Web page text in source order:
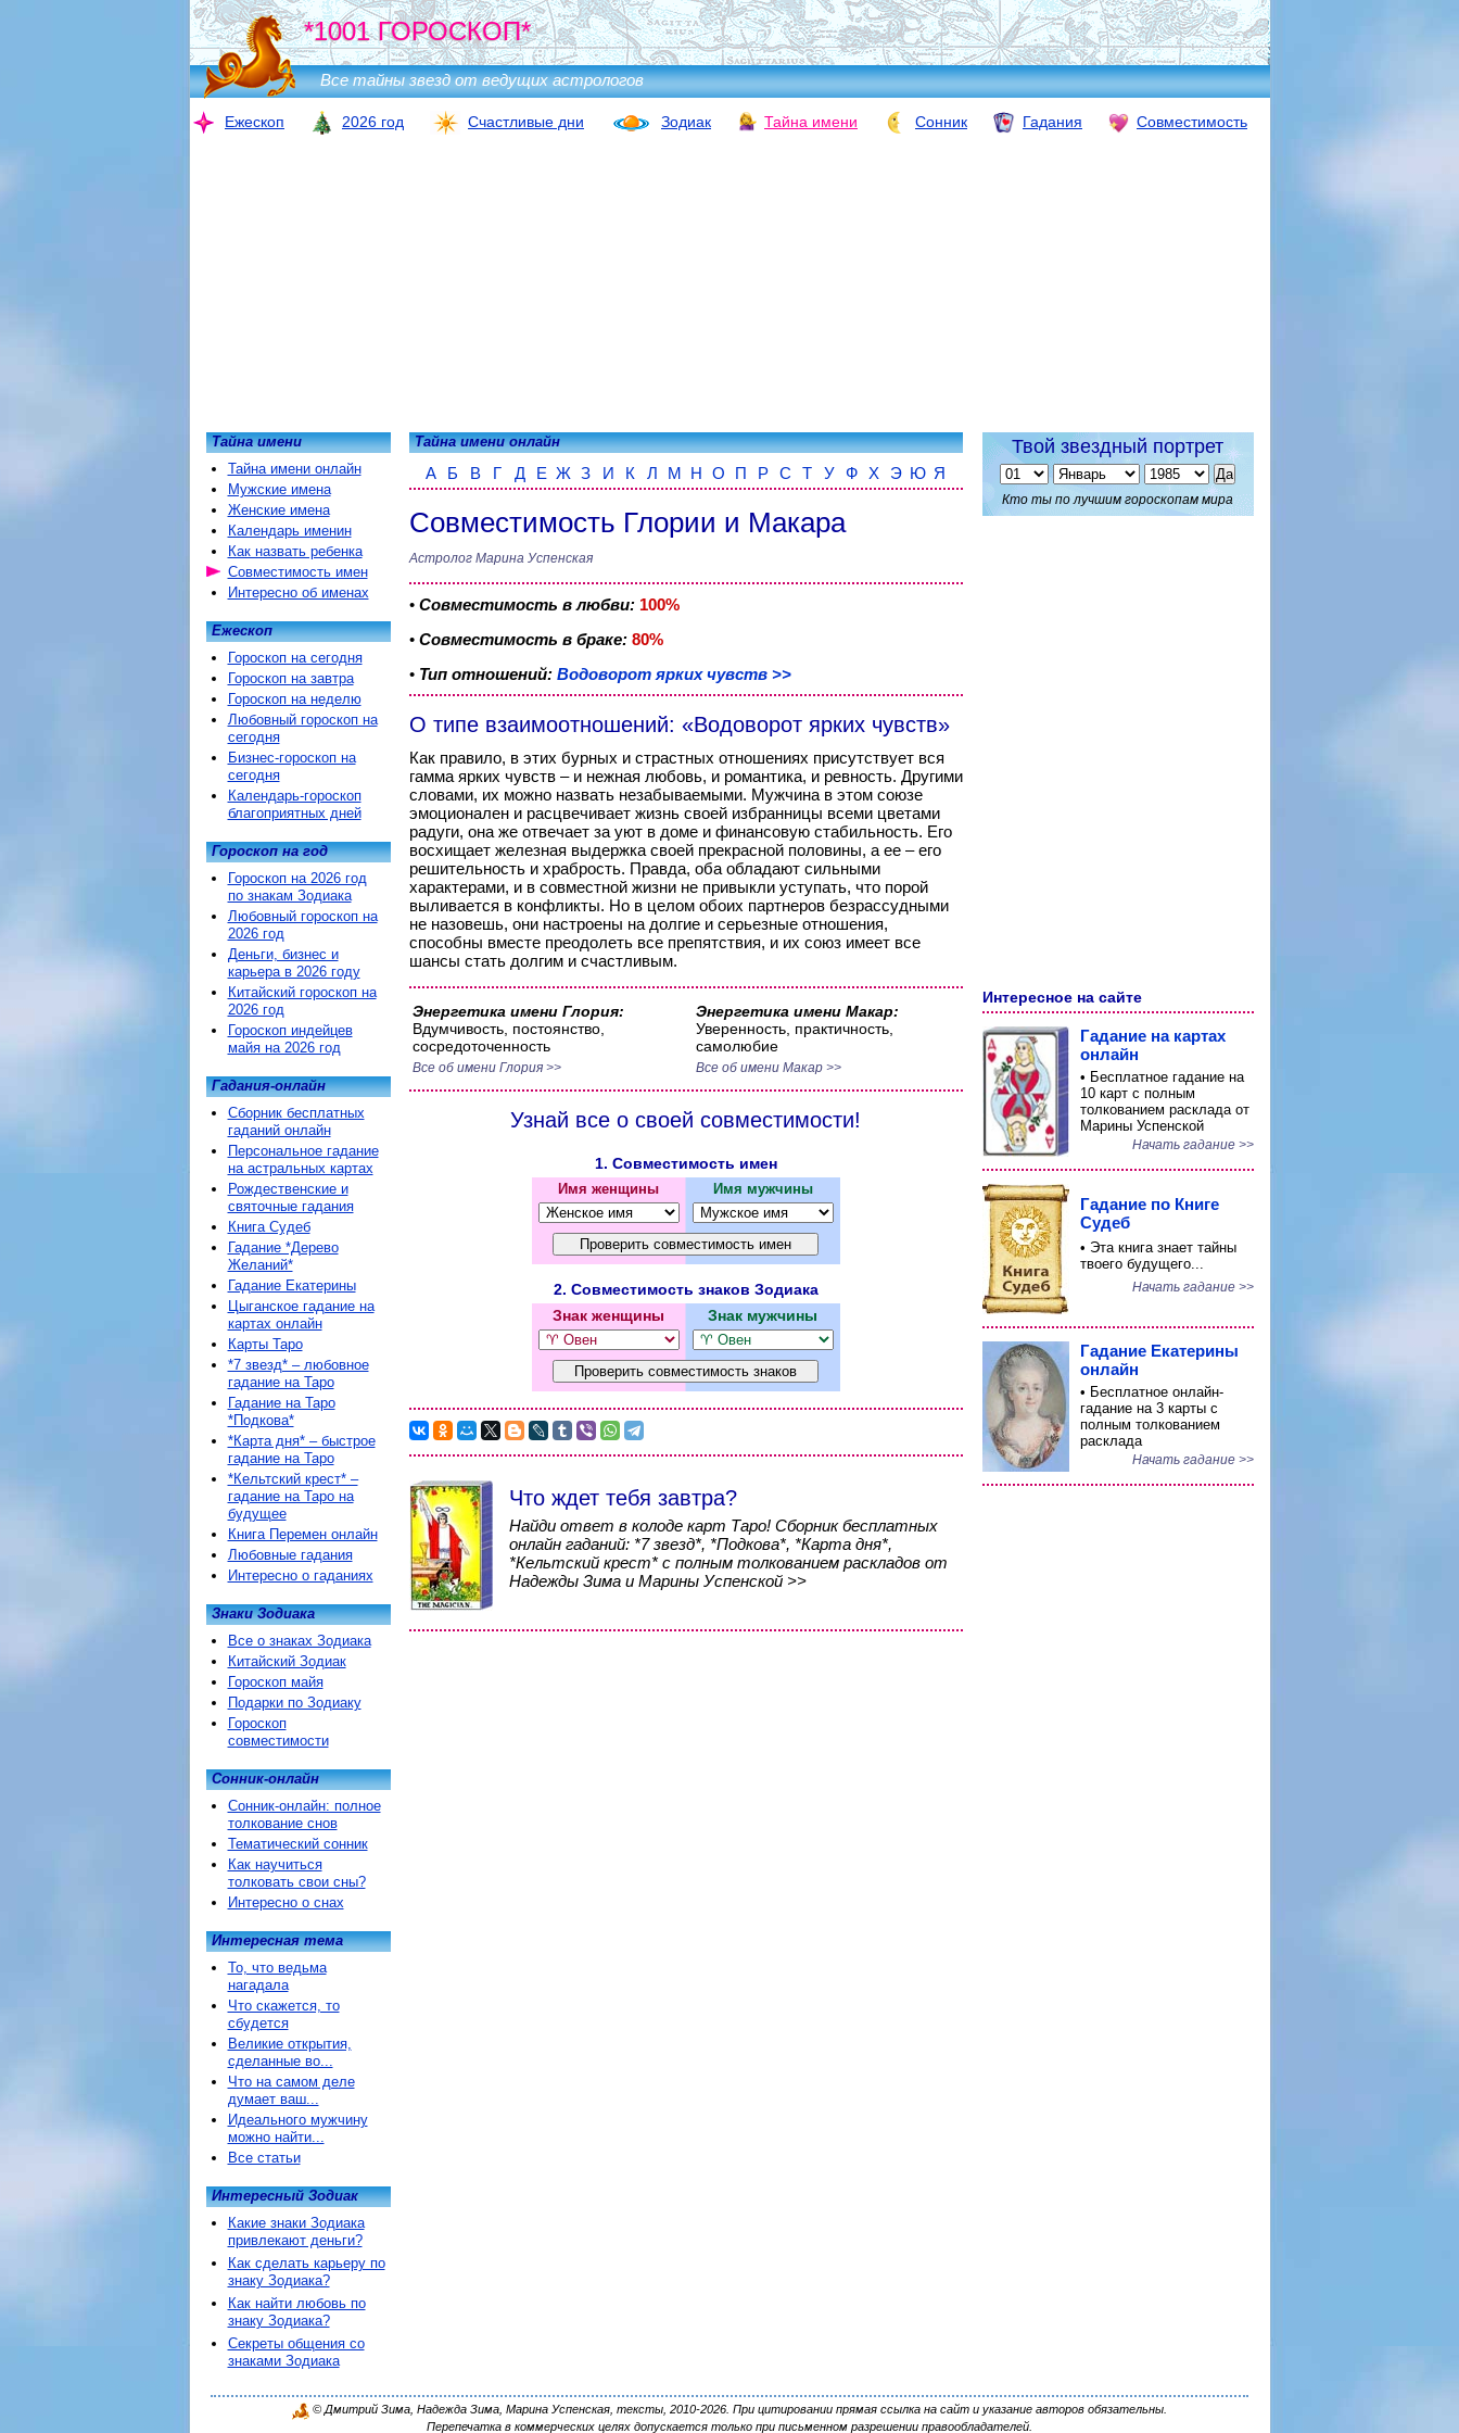
*1001 ГОРОСКОП*
Все тайны звезд от ведущих астрологов
Ежескоп 2026 год Счастливые дни Зодиак Тайна имени Сонник Гадания Совместимость
Тайна имени онлайн
А Б В Г Д Е Ж З И К Л М Н О П Р С Т У Ф Х Э Ю Я
Совместимость Глории и Макара
Астролог Марина Успенская
• Совместимость в любви: 100%
• Совместимость в браке: 80%
• Тип отношений: Водоворот ярких чувств >>
О типе взаимоотношений: «Водоворот ярких чувств»
Как правило, в этих бурных и страстных отношениях присутствует вся
гамма ярких чувств – и нежная любовь, и романтика, и ревность. Другими
словами, их можно назвать незабываемыми. Мужчина в этом союзе
эмоционален и расцвечивает жизнь своей избранницы всеми цветами
радуги, она же отвечает за уют в доме и финансовую стабильность. Его
восхищает железная выдержка своей прекрасной половины, а ее – его
решительность и храбрость. Правда, оба обладают сильными
характерами, и в совместной жизни не привыкли уступать, что порой
выливается в конфликты. Но в целом обоих партнеров безрассудными
не назовешь, они настроены на долгие и серьезные отношения,
способны вместе преодолеть все препятствия, и их союз имеет все
шансы стать долгим и счастливым.
Энергетика имени Глория:
Вдумчивость, постоянство,
сосредоточенность
Все об имени Глория >>
Энергетика имени Макар:
Уверенность, практичность,
самолюбие
Все об имени Макар >>
Узнай все о своей совместимости!
1. Совместимость имен
Имя женщины Имя мужчины
2. Совместимость знаков Зодиака
Знак женщины
Знак мужчины
Что ждет тебя завтра?
Найди ответ в колоде карт Таро! Сборник бесплатных
онлайн гаданий: *7 звезд*, *Подкова*, *Карта дня*,
*Кельтский крест* с полным толкованием раскладов от
Надежды Зима и Марины Успенской >>
Тайна имени
Тайна имени онлайн
Мужские имена
Женские имена
Календарь именин
Как назвать ребенка
Совместимость имен
Интересно об именах
Ежескоп
Гороскоп на сегодня
Гороскоп на завтра
Гороскоп на неделю
Любовный гороскоп на
сегодня
Бизнес-гороскоп на
сегодня
Календарь-гороскоп
благоприятных дней
Гороскоп на год
Гороскоп на 2026 год
по знакам Зодиака
Любовный гороскоп на
2026 год
Деньги, бизнес и
карьера в 2026 году
Китайский гороскоп на
2026 год
Гороскоп индейцев
майя на 2026 год
Гадания-онлайн
Сборник бесплатных
гаданий онлайн
Персональное гадание
на астральных картах
Рождественские и
святочные гадания
Книга Судеб
Гадание *Дерево
Желаний*
Гадание Екатерины
Цыганское гадание на
картах онлайн
Карты Таро
*7 звезд* – любовное
гадание на Таро
Гадание на Таро
*Подкова*
*Карта дня* – быстрое
гадание на Таро
*Кельтский крест* –
гадание на Таро на
будущее
Книга Перемен онлайн
Любовные гадания
Интересно о гаданиях
Знаки Зодиака
Все о знаках Зодиака
Китайский Зодиак
Гороскоп майя
Подарки по Зодиаку
Гороскоп
совместимости
Сонник-онлайн
Сонник-онлайн: полное
толкование снов
Тематический сонник
Как научиться
толковать свои сны?
Интересно о снах
Интересная тема
То, что ведьма
нагадала
Что скажется, то
сбудется
Великие открытия,
сделанные во...
Что на самом деле
думает ваш...
Идеального мужчину
можно найти...
Все статьи
Интересный Зодиак
Какие знаки Зодиака
привлекают деньги?
Как сделать карьеру по
знаку Зодиака?
Как найти любовь по
знаку Зодиака?
Секреты общения со
знаками Зодиака
Твой звездный портрет
Кто ты по лучшим гороскопам мира
Интересное на сайте
Гадание на картах
онлайн
• Бесплатное гадание на
10 карт с полным
толкованием расклада от
Марины Успенской
Начать гадание >>
Гадание по Книге
Судеб
• Эта книга знает тайны
твоего будущего...
Начать гадание >>
Гадание Екатерины
онлайн
• Бесплатное онлайн-
гадание на 3 карты с
полным толкованием
расклада
Начать гадание >>
© Дмитрий Зима, Надежда Зима, Марина Успенская, тексты, 2010-2026. При цитировании прямая ссылка на сайт и указание авторов обязательны.
Перепечатка в коммерческих целях допускается только при письменном разрешении правообладателей.